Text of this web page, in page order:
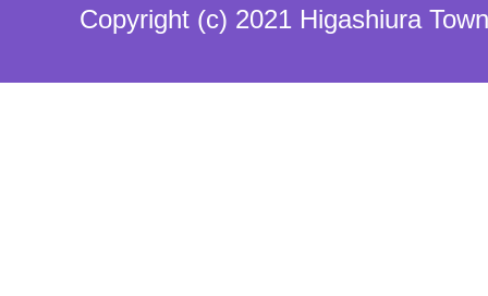
Copyright (c) 2021 Higashiura